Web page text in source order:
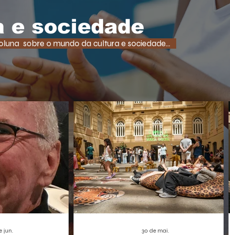
personagens secundários durante o jogo,
uma função super comum em RPGs e
jogos de ação. A medida, que pode afetar o
desenvolvimento de centenas de futuros
títulos, é vista como um risco,
especialmente para os estúdios
independentes.
e sociedade
sobre o mundo da cultura e sociedade...
jun. 30 de mai.